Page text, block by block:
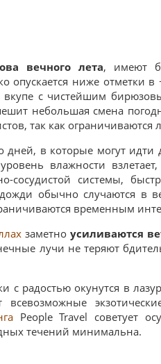
вечного лета, имеют
опускается ниже отметки в
вкупе с чистейшим
небольшая смена
так как
дней, в которые могут идти
влажности взлетает,
сосудистой системы,
обычно случаются в
временным
заметно усиливаются
лучи не теряют
с радостью окунутся в
всевозможные
People Travel советует
течений минимальна.